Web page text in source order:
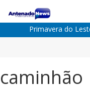
Primavera do
caminhão